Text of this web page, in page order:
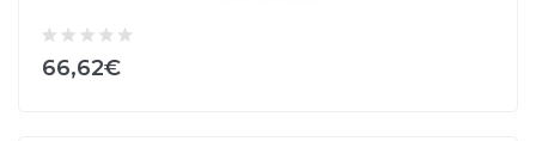
66,62€